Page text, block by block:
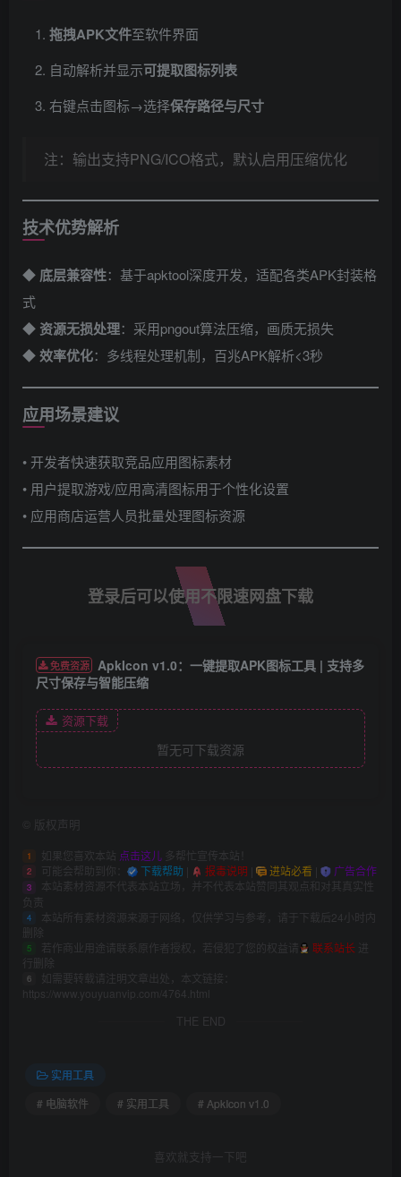
拖拽APK文件至软件界面
自动解析并显示可提取图标列表
右键点击图标→选择保存路径与尺寸
注：输出支持PNG/ICO格式，默认启用压缩优化
技术优势解析
◆ ​ 底层兼容性​：基于apktool深度开发，适配各类APK封装格
式
◆ ​ 资源无损处理​：采用pngout算法压缩，画质无损失
◆ ​效率优化​：多线程处理机制，百兆APK解析<3秒
应用场景建议
• 开发者快速获取竞品应用图标素材
• 用户提取游戏/应用高清图标用于个性化设置
• 应用商店运营人员批量处理图标资源
登录后可以使用不限速网盘下载
免费资源 ApkIcon v1.0：一键提取APK图标工具 | 支持多
尺寸保存与智能压缩
资源下载
暂无可下载资源
版权声明
1 如果您喜欢本站 点击这儿 多帮忙宣传本站！
2 可能会帮助到你： 下载帮助 报毒说明 | 进站必看 | 广告合作
3
本站素材资源不代表本站立场，并不代表本站赞同其观点和对其真实性
负责
4
本站所有素材资源来源于网络，仅供学习与参考，请于下载后24小时内
删除
5 若作商业用途请联系原作者授权，若侵犯了您的权益请 联系站长 进
行删除
6
如需要转载请注明文章出处，本文链接：
https://www.youyuanvip.com/4764.html
THE END
实用工具
# 电脑软件
# 实用工具 # ApkIcon v1.0
喜欢就支持一下吧